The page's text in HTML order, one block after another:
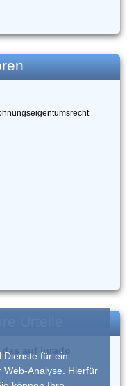
auf iurado
Dienste für ein
Web-Analyse. Hierfür